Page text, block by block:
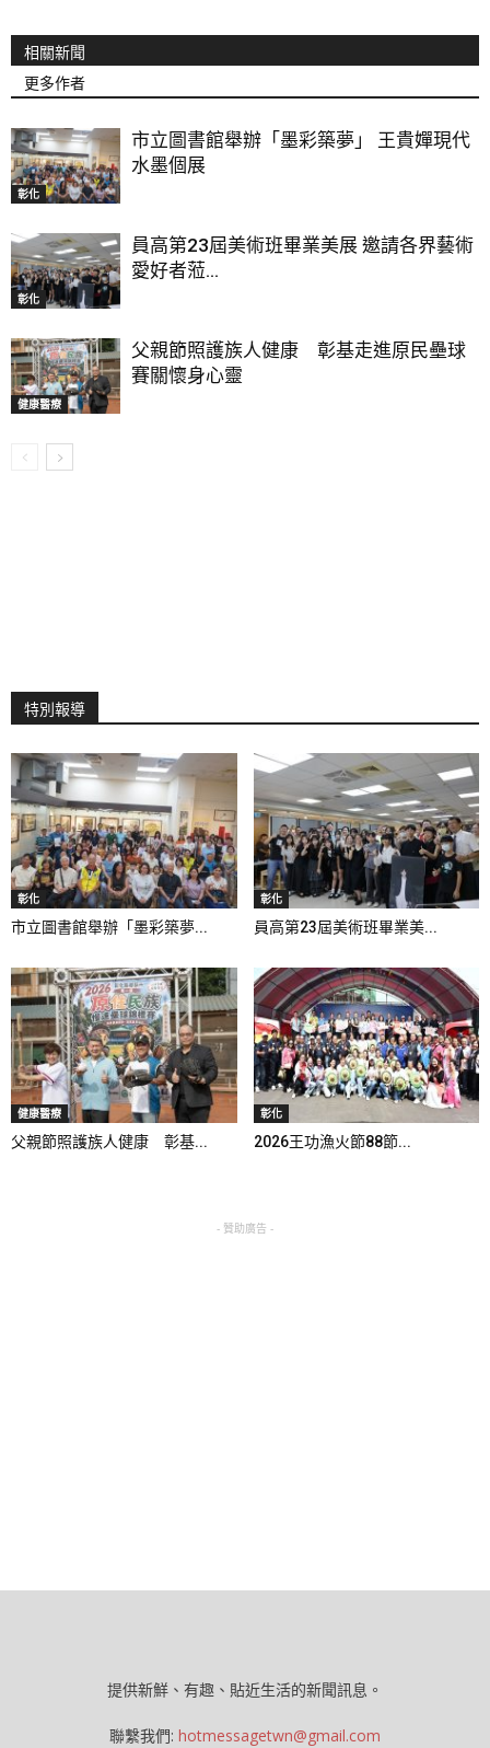
相關新聞
更多作者
彰化
市立圖書館舉辦「墨彩築夢」 王貴嬋現代
水墨個展
彰化
員高第23屆美術班畢業美展 邀請各界藝術
愛好者蒞...
健康醫療
父親節照護族人健康 彰基走進原民壘球
賽關懷身心靈
特別報導
彰化
市立圖書館舉辦「墨彩築夢...
彰化
員高第23屆美術班畢業美...
健康醫療
父親節照護族人健康 彰基...
彰化
2026王功漁火節88節...
- 贊助廣告 -
提供新鮮、有趣、貼近生活的新聞訊息。
聯繫我們: hotmessagetwn@gmail.com